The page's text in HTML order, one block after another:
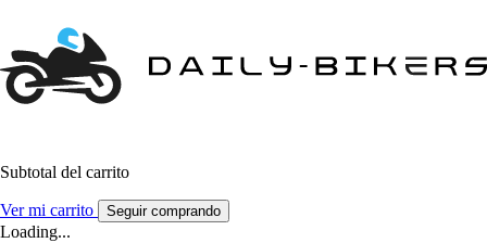
Subtotal del carrito
Ver mi carrito Seguir comprando
Loading...